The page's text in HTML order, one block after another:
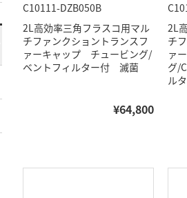
C10111-DZB050B
2L高効率三角フラスコ用マル
チファンクショントランスフ
ァーキャップ チュービング/
ベントフィルター付 滅菌
¥64,800
2L
チ
ァ
グ/
ル